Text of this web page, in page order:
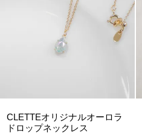
CLETTEオリジナルオーロラ
ドロップネックレス